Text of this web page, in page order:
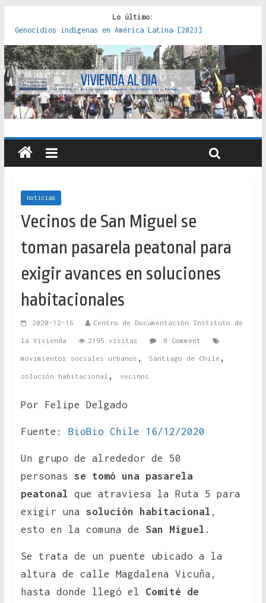
Lo último:
Genocidios indígenas en América Latina [2023]
Estudios sobre la espacialización de los Estados :
políticas, prácticas y representaciones [2022]
Donde el pedernal choca con el acero : hacia una teoría
crítica de las fronteras latinoamericanas [2020]
Criterios técnicos para una vivienda adecuada [2019]
Red de consultorios de la Caja del Seguro Obrero en
Santiago : un patrimonio emblemático [2014]
noticias
Vecinos de San Miguel se
toman pasarela peatonal para
exigir avances en soluciones
habitacionales
2020-12-16 Centro de Documentación Instituto de
la Vivienda 2195 visitas 0 Comment
movimientos sociales urbanos , Santiago de Chile ,
solución habitacional , vecinos
Por Felipe Delgado
Fuente: BioBio Chile 16/12/2020
Un grupo de alrededor de 50
personas se tomó una pasarela
peatonal que atraviesa la Ruta 5 para
exigir una solución habitacional ,
esto en la comuna de San Miguel .
Se trata de un puente ubicado a la
altura de calle Magdalena Vicuña,
hasta donde llegó el Comité de